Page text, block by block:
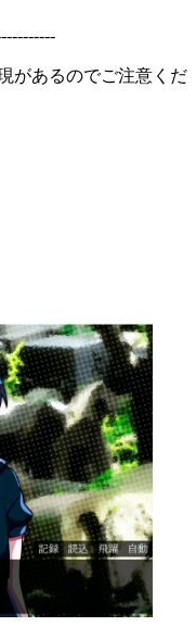
があるのでご注意くだ